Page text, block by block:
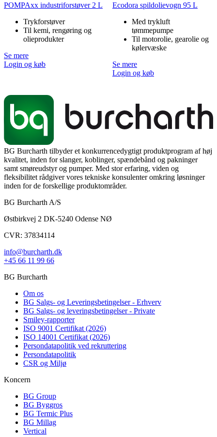
POMPAxx industriforstøver 2 L
Trykforstøver
Til kemi, rengøring og
olieprodukter
Se mere
Login og køb
Ecodora spildolievogn 95 L
Med trykluft
tømmepumpe
Til motorolie, gearolie og
kølervæske
Se mere
Login og køb
BG Burcharth tilbyder et konkurrencedygtigt produktprogram af høj
kvalitet, inden for slanger, koblinger, spændebånd og pakninger
samt smøreudstyr og pumper. Med stor erfaring, viden og
fleksibilitet rådgiver vores tekniske konsulenter omkring løsninger
inden for de forskellige produktområder.
BG Burcharth A/S
Østbirkvej 2 DK-5240 Odense NØ
CVR: 37834114
info@burcharth.dk
+45 66 11 99 66
BG Burcharth
Om os
BG Salgs- og Leveringsbetingelser - Erhverv
BG Salgs- og leveringsbetingelser - Private
Smiley-rapporter
ISO 9001 Certifikat (2026)
ISO 14001 Certifikat (2026)
Persondatapolitik ved rekruttering
Persondatapolitik
CSR og Miljø
Koncern
BG Group
BG Byggros
BG Termic Plus
BG Millag
Vertical